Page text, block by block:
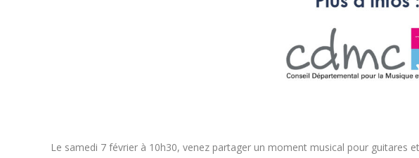
Le samedi 7 février à 10h30, venez partager un moment musical pour guitares